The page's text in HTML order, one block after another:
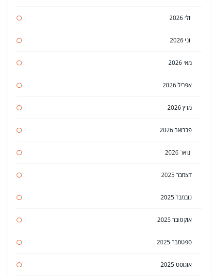
יולי 2026
יוני 2026
מאי 2026
אפריל 2026
מרץ 2026
פברואר 2026
ינואר 2026
דצמבר 2025
נובמבר 2025
אוקטובר 2025
ספטמבר 2025
אוגוסט 2025